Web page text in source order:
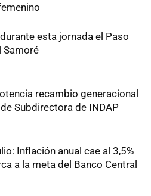
esta jornada el Paso
Samoré
recambio generacional
Subdirectora de INDAP
Inflación anual cae al 3,5%
a la meta del Banco Central